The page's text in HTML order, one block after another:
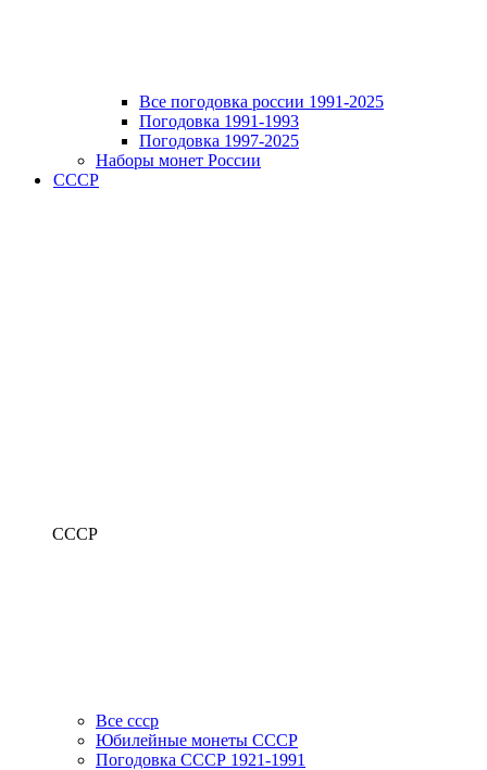
Все погодовка россии 1991-2025
Погодовка 1991-1993
Погодовка 1997-2025
Наборы монет России
СССР
СССР
Все ссср
Юбилейные монеты СССР
Погодовка СССР 1921-1991